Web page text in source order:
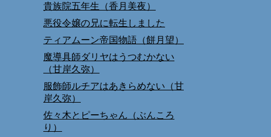
貴族院五年生（香月美夜）
悪役令嬢の兄に転生しました
ティアムーン帝国物語（餅月望）
魔導具師ダリヤはうつむかない
（甘岸久弥）
服飾師ルチアはあきらめない（甘
岸久弥）
佐々木とピーちゃん（ぶんころ
り）